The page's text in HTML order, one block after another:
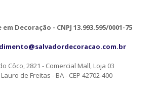
Decoração - CNPJ 13.993.595/0001-75
Côco, 2821 - Comercial Mall, Loja 03
de Freitas - BA - CEP 42702-400